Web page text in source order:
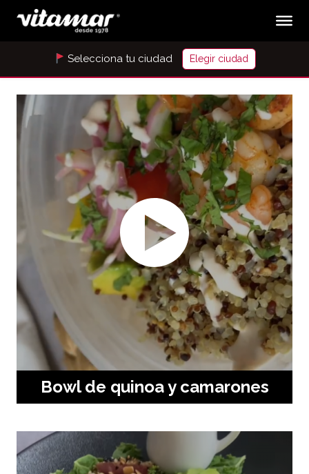
Selecciona tu ciudad Elegir ciudad
Bowl de quinoa y camarones